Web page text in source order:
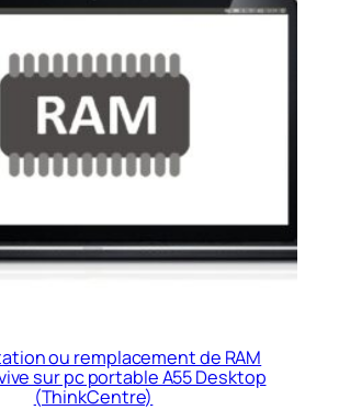
ou remplacement de RAM
sur pc portable A55 Desktop
(ThinkCentre)